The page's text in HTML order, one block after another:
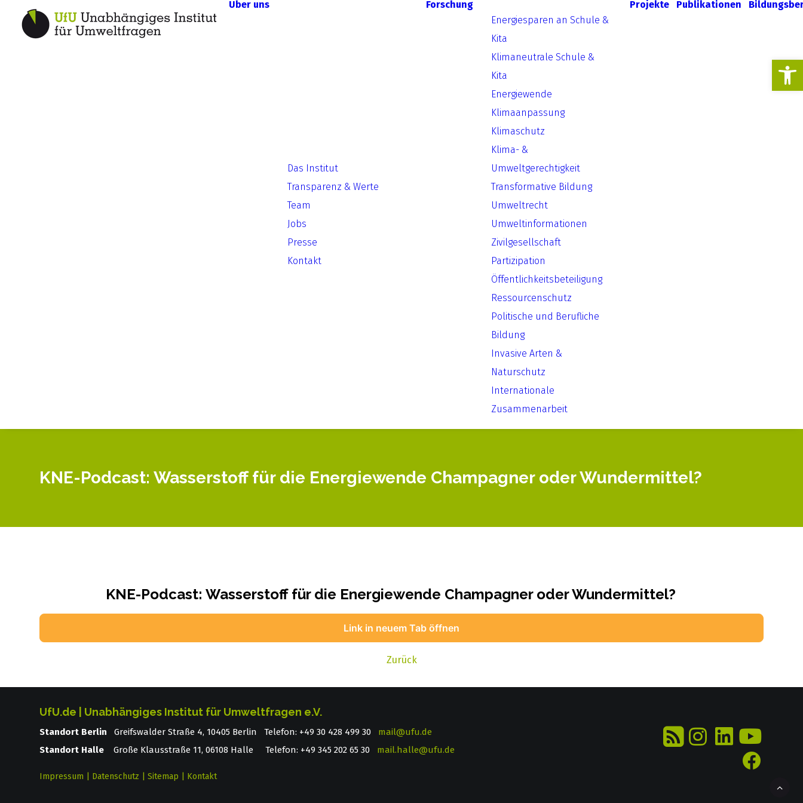
Über uns
Das Institut
Transparenz & Werte
Team
Jobs
Presse
Kontakt
Forschung
Energiesparen an Schule &
Kita
Klimaneutrale Schule &
Kita
Energiewende
Klimaanpassung
Klimaschutz
Klima- &
Umweltgerechtigkeit
Transformative Bildung
Umweltrecht
Umweltinformationen
Zivilgesellschaft
Partizipation
Öffentlichkeitsbeteiligung
Ressourcenschutz
Politische und Berufliche
Bildung
Invasive Arten &
Naturschutz
Internationale
Zusammenarbeit
Projekte Publikationen
KNE-Podcast: Wasserstoff für die Energiewende Champagner oder Wundermittel?
KNE-Podcast: Wasserstoff für die Energiewende Champagner oder Wundermittel?
Link in neuem Tab öffnen
Zurück
UfU.de | Unabhängiges Institut für Umweltfragen e.V.
Standort Berlin ­ Greifswalder Straße 4, 10405 Berlin Telefon: +49 30 428 499 30 mail@ufu.de
Standort Halle Große Klausstraße 11, 06108 Halle Telefon: +49 345 202 65 30 mail.halle@ufu.de
Impressum Datenschutz Sitemap Kontakt